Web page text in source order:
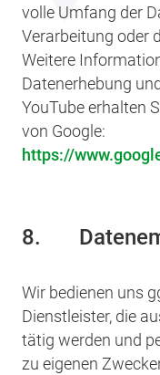
volle Umfang der
Verarbeitung oder
Weitere
Datenerhebung
YouTube erhalten
von Google:
https://
8.
Wir bedienen uns
Dienstleister, die
tätig werden und
zu eigenen